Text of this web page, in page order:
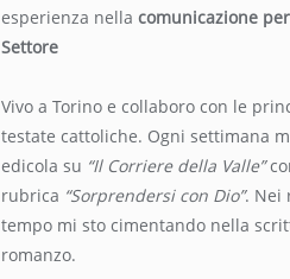
esperienza nella comunicazione
Settore
Vivo a Torino e collaboro con le
testate cattoliche. Ogni settimana
edicola su “Il Corriere della Valle”
rubrica “Sorprendersi con Dio”. Nei
tempo mi sto cimentando nella
romanzo.